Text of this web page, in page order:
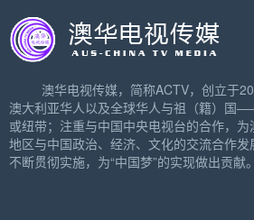
澳华电视传媒，简称ACTV，创立于
澳大利亚华人以及全球华人与祖（籍）国
或纽带；注重与中国中央电视台的合作，
地区与中国政治、经济、文化的交流合作发
不断贯彻实施，为“中国梦”的实现做出贡献。